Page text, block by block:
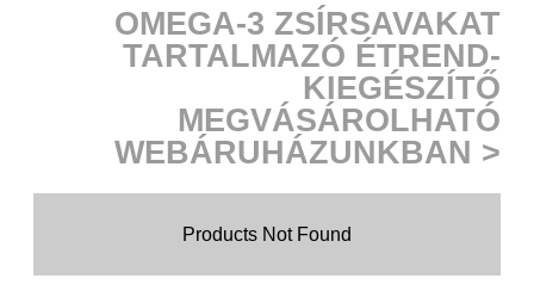
OMEGA-3 ZSÍRSAVAKAT
TARTALMAZÓ ÉTREND-
KIEGÉSZÍTŐ
MEGVÁSÁROLHATÓ
WEBÁRUHÁZUNKBAN >
Products Not Found